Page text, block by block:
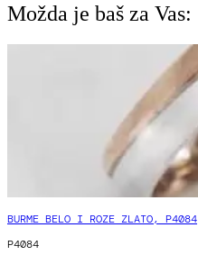
Možda je baš za Vas:
BURME BELO I ROZE ZLATO, P4084
P4084